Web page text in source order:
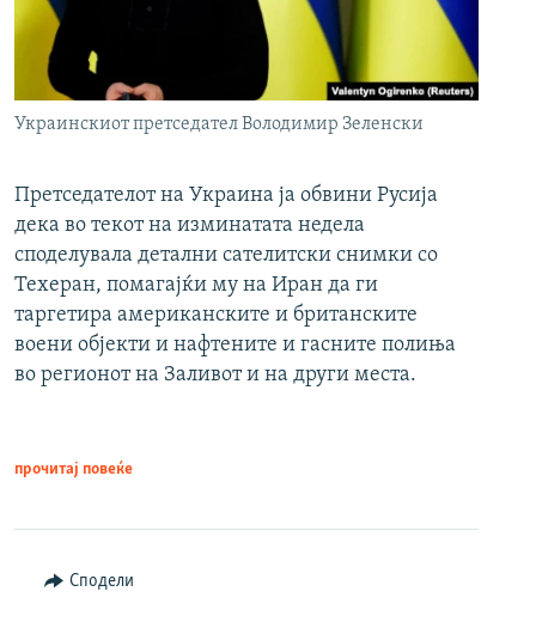
Украинскиот претседател Володимир Зеленски
Претседателот на Украина ја обвини Русија
дека во текот на изминатата недела
споделувала детални сателитски снимки со
Техеран, помагајќи му на Иран да ги
таргетира американските и британските
воени објекти и нафтените и гасните полиња
во регионот на Заливот и на други места.
прочитај повеќе
Сподели